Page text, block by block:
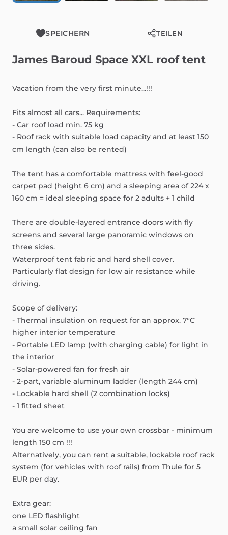
SPEICHERN TEILEN
James Baroud Space XXL roof tent
Vacation from the very first minute...!!!
Fits almost all cars... Requirements:
- Car roof load min. 75 kg
- Roof rack with suitable load capacity and at least 150
cm length (can also be rented)
The tent has a comfortable mattress with feel-good
carpet pad (height 6 cm) and a sleeping area of 224 x
160 cm = ideal sleeping space for 2 adults + 1 child
There are double-layered entrance doors with fly
screens and several large panoramic windows on
three sides.
Waterproof tent fabric and hard shell cover.
Particularly flat design for low air resistance while
driving.
Scope of delivery:
- Thermal insulation on request for an approx. 7°C
higher interior temperature
- Portable LED lamp (with charging cable) for light in
the interior
- Solar-powered fan for fresh air
- 2-part, variable aluminum ladder (length 244 cm)
- Lockable hard shell (2 combination locks)
- 1 fitted sheet
You are welcome to use your own crossbar - minimum
length 150 cm !!!
Alternatively, you can rent a suitable, lockable roof rack
system (for vehicles with roof rails) from Thule for 5
EUR per day.
Extra gear:
one LED flashlight
a small solar ceiling fan